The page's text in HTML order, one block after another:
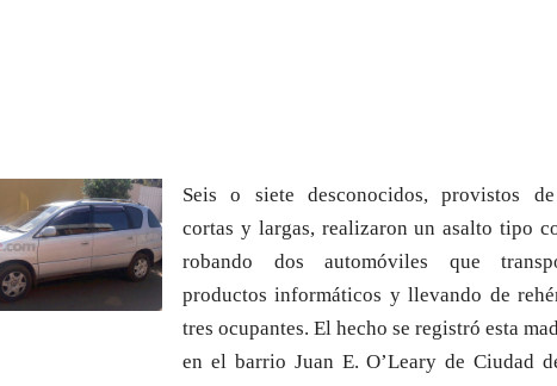
Seis o siete desconocidos, provistos
cortas y largas, realizaron un asalto tipo
robando dos automóviles que
productos informáticos y llevando de
tres ocupantes. El hecho se registró esta
en el barrio Juan E. O’Leary de Ciudad